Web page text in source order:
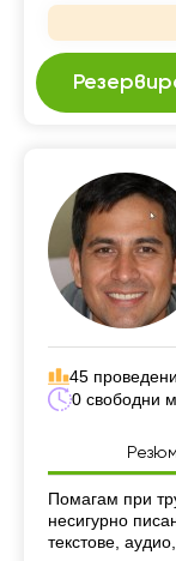
45
0 свободни
Резюме
Помагам при
несигурно
текстове,